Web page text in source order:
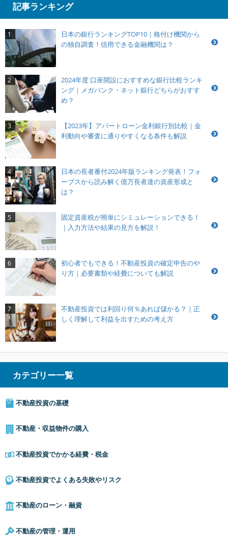
記事ランキング
1
日本の銀行ランキングTOP10｜格付け機関から
の独自調査！信用できる金融機関は？
2
2024年度 口座開設におすすめな銀行比較ランキ
ング｜メガバンク・ネット銀行どちらがおすす
め？
3
【2023年】アパートローン金利銀行別比較｜金
利動向や審査に通りやすくなる条件も解説
4
日本の長者番付2024年版ランキング発表！フォ
ーブスから読み解く億万長者達の資産形成と
は？
5
固定資産税が簡単にシミュレーションできる！
｜入力方法や結果の見方を解説！
6
初心者でもできる！不動産投資の確定申告のや
り方｜必要書類や経費についても解説
7
不動産投資では利回り何％あれば儲かる？｜正
しく理解して利益を出すための考え方
カテゴリー一覧
不動産投資の基礎
不動産・収益物件の購入
不動産投資でかかる経費・税金
不動産投資でよくある失敗やリスク
不動産のローン・融資
不動産の管理・運用